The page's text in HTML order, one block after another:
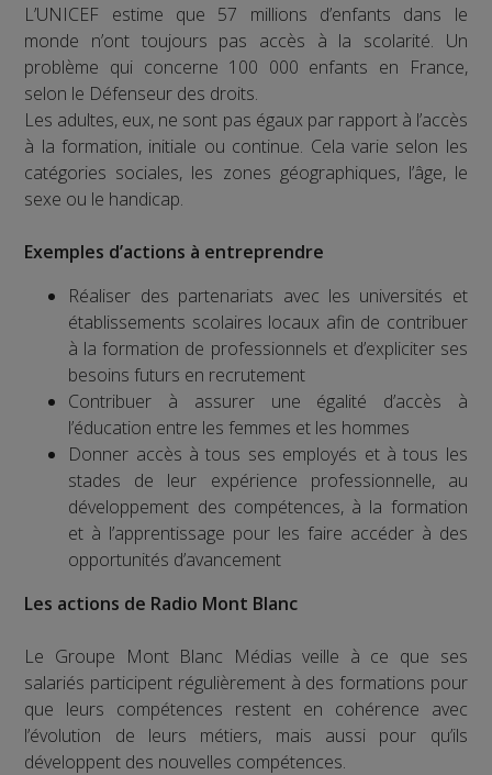
L’UNICEF estime que 57 millions d’enfants dans le
monde n’ont toujours pas accès à la scolarité. Un
problème qui concerne 100 000 enfants en France,
selon le Défenseur des droits.
Les adultes, eux, ne sont pas égaux par rapport à l’accès
à la formation, initiale ou continue. Cela varie selon les
catégories sociales, les zones géographiques, l’âge, le
sexe ou le handicap.
Exemples d’actions à entreprendre
Réaliser des partenariats avec les universités et
établissements scolaires locaux afin de contribuer
à la formation de professionnels et d’expliciter ses
besoins futurs en recrutement
Contribuer à assurer une égalité d’accès à
l’éducation entre les femmes et les hommes
Donner accès à tous ses employés et à tous les
stades de leur expérience professionnelle, au
développement des compétences, à la formation
et à l’apprentissage pour les faire accéder à des
opportunités d’avancement
Les actions de Radio Mont Blanc
Le Groupe Mont Blanc Médias veille à ce que ses
salariés participent régulièrement à des formations pour
que leurs compétences restent en cohérence avec
l’évolution de leurs métiers, mais aussi pour qu’ils
développent des nouvelles compétences.